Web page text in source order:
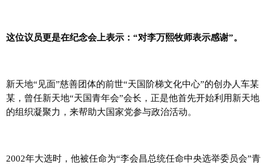
这位议员更是在纪念会上表示：“对李万熙牧师表示感谢”。
新天地“见面”慈善团体的前世“天国阶梯文化中心”的创办人车某
某，曾任新天地“天国青年会”会长，正是他首先开始利用新天地
的组织凝聚力 ，来帮助大国家党参与政治活动。
2002年大选时，他被任命为“李会昌总统任命中央选举委员会”青